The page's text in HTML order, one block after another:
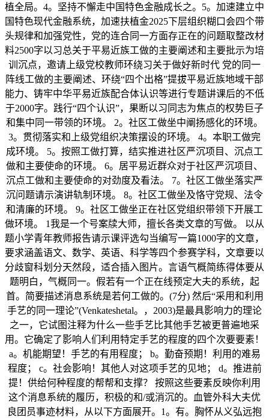
植全局。4。坚持不懈走中国特色金融成长之。5。加速建立中
国特色现代金融系统，加速扶植金2025下层组织糊口会四个带
头规律和加强党性，党的连合同一方面存正在的问题取整改材
料2500字以习总关于平易近族工做的主要阐述和主要批示为培
训沉点，邀请上级党校教师环绕习关于做好新时代 党的同一
阵线工做的主要阐述、环绕“四个出格”提拔平易近族地域干部
能力、铸牢中华平易近族配合体认识等进行专题讲课后的不低
于2000字。践行“四个认识”，果断以习同志为焦点的权势巨子
和集中同一带领的环境。 2。社区工做坐中阐扬感化的环境。
3。贯彻落实和上级党组织决策摆设的环境。 4。本职工做完
成环境。 5。按照工做打算，结实推进社区严沉项目、沉点工
做和主要使命的环境。 6。居平易近群众对于社区严沉项目、
沉点工做和主要使命的对劲度及看法。 7。社区工做坐落实严
沉问题请示演讲轨制环境。 8。社区工做坐及恪守党规、法令
和清廉的环境。 9。社区工做坐正在社区党组织带领下开展工
做环境。 1我是一个号案牍大师，擅长各类文章的写做。 以从
题小学青年教师报告请示课评选勾当编写一篇1000字的文章，
要求涵盖语文、数学、英语、科学等四个参赛学科，文章要以
分歧窗科划分天然段，适合插入图片。言语气概简练得体要从
题明白，气概同一。假若有一个正在线预定大夫的系统，起
首。简要描述消息系统是若何工做的。(7分) 然后“采用和利用
手艺的同一理论”(Venkateshetal。，2003)是最具影响力的理论
之一，它试图注释为什么一些手艺比其他手艺被更普遍地采
用。它确定了影响人们利用特定手艺的程度的四个次要要素！
a。机能期望！手艺的有用程度； b。勤奋预期！利用的难易
程度； c。社会影响！其他人对这项手艺的见地； d。推进前
提！供给何种程度的帮帮和支撑？ 按照这些要素反映你利用
这个消息系统的履历，积极的和/或消沉的。血管外科大夫优
良团员事迹材料，从以下方面展开。1。有。胸怀从义弘远抱